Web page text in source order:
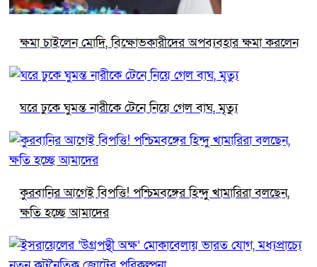
ক্ষমা চাইলেন মোদি, বিক্ষোভকারীদের অপব্যবহার ক্ষমা করলেন
ঘরে ঢুকে ঘুমন্ত নারীকে টেনে নিয়ে গেল বাঘ, মৃত্যু
কুরবানির আগেই বিপত্তি! পশ্চিমবঙ্গের হিন্দু খামারিরা বলছেন,
ক্ষতি হচ্ছে আমাদের